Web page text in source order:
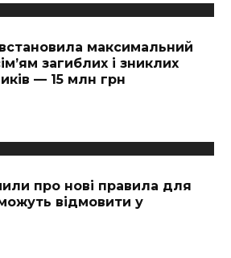
максимальний
загиблих і зниклих
— 15 млн грн
про нові правила для
відмовити у